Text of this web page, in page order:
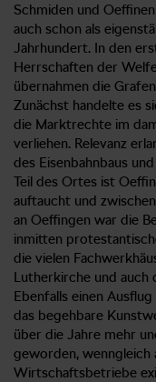
Schmiden und
auch schon als
Jahrhundert. In den
Herrschaften der
übernahmen die
Zunächst handelte es
die Marktrechte im
verliehen. Relevanz
des Eisenbahnbaus
Teil des Ortes ist
auftaucht und
an Oeffingen war die
inmitten
die vielen
Lutherkirche und auch
Ebenfalls einen
das begehbare
über die Jahre mehr
geworden,
Wirtschaftsbetriebe